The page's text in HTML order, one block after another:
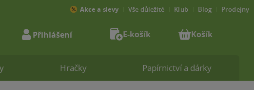
Hračky Papírnictví a dárky
Akce a slevy Vše důležité Klub Blog Prodejny
Přihlášení E-košík Košík